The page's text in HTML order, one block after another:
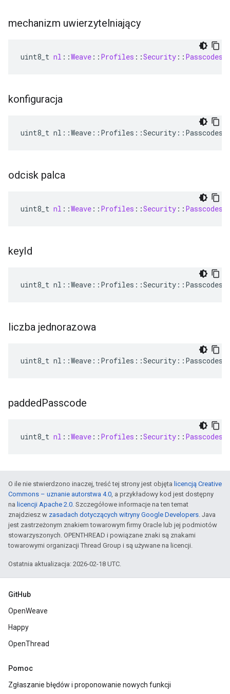
mechanizm uwierzytelniający
uint8_t nl : :Weave : : Profiles : :Security : : Passcodes
konfiguracja
uint8_t
odcisk palca
uint8_t nl : :Weave : : Profiles : :Security : : Passcodes
keyId
uint8_t
liczba jednorazowa
uint8_t
paddedPasscode
uint8_t nl : :Weave : : Profiles : :Security : : Passcodes
O ile nie stwierdzono inaczej, treść tej strony jest objęta licencją Creative
Commons – uznanie autorstwa 4.0, a przykładowy kod jest dostępny
na licencji Apache 2.0. Szczegółowe informacje na ten temat
znajdziesz w zasadach dotyczących witryny Google Developers. Java
jest zastrzeżonym znakiem towarowym firmy Oracle lub jej podmiotów
stowarzyszonych. OPENTHREAD i powiązane znaki są znakami
towarowymi organizacji Thread Group i są używane na licencji.
Ostatnia aktualizacja: 2026-02-18 UTC.
GitHub
OpenWeave
Happy
OpenThread
Pomoc
Zgłaszanie błędów i proponowanie nowych funkcji